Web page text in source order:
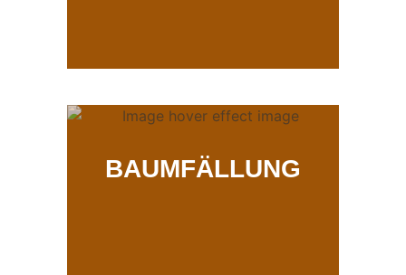
BAUMFÄLLUNG